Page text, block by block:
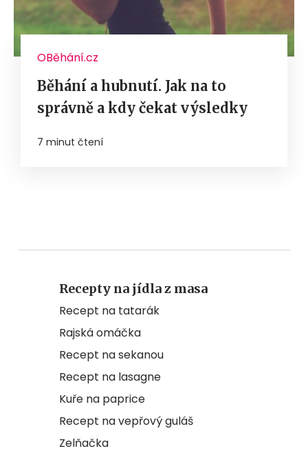
OBěhání.cz
Běhání a hubnutí. Jak na to
správně a kdy čekat výsledky
7 minut čtení
Recepty na jídla z masa
Recept na tatarák
Rajská omáčka
Recept na sekanou
Recept na lasagne
Kuře na paprice
Recept na vepřový guláš
Zelňačka